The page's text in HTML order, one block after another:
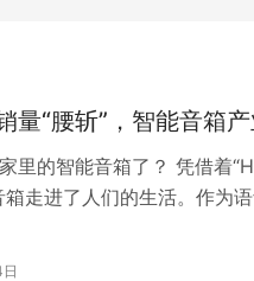
量“腰斩”，智能音箱
里的智能音箱了？ 凭借着
箱走进了人们的生活。作为